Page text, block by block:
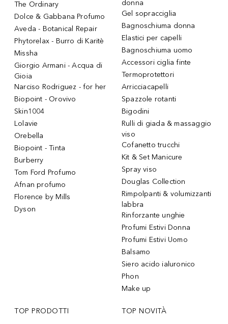
The Ordinary
Dolce & Gabbana Profumo
Aveda - Botanical Repair
Phytorelax - Burro di Karitè
Missha
Giorgio Armani - Acqua di
Gioia
Narciso Rodriguez - for her
Biopoint - Orovivo
Skin1004
Lolavie
Orebella
Biopoint - Tinta
Burberry
Tom Ford Profumo
Afnan profumo
Florence by Mills
Dyson
donna
Gel sopracciglia
Bagnoschiuma donna
Elastici per capelli
Bagnoschiuma uomo
Accessori ciglia finte
Termoprotettori
Arricciacapelli
Spazzole rotanti
Bigodini
Rulli di giada & massaggio
viso
Cofanetto trucchi
Kit & Set Manicure
Spray viso
Douglas Collection
Rimpolpanti & volumizzanti
labbra
Rinforzante unghie
Profumi Estivi Donna
Profumi Estivi Uomo
Balsamo
Siero acido ialuronico
Phon
Make up
TOP PRODOTTI TOP NOVITÀ